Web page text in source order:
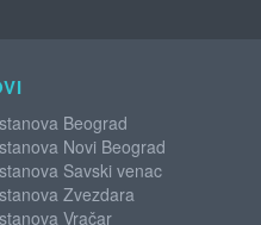
Beograd
Novi Beograd
Savski venac
Zvezdara
Vračar